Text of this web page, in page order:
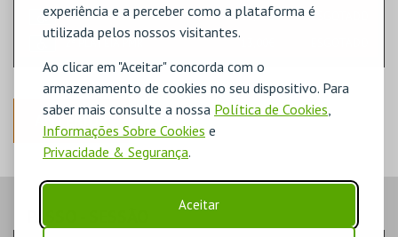
experiência e a perceber como a plataforma é
utilizada pelos nossos visitantes.
Ao clicar em "Aceitar" concorda com o
armazenamento de cookies no seu dispositivo. Para
saber mais consulte a nossa Política de Cookies
Informações Sobre Cookies e
Privacidade & Segurança.
Aceitar
1ª PLATEIA PMR
15,00€
ESGOTADO
2ª PLATEIA PMR
ANTERIOR
PASSO